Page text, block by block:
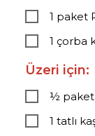
1 paket
1 çorba
Üzeri için:
½ paket
1 tatlı